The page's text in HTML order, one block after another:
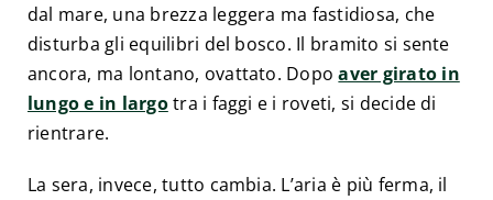
dal mare, una brezza leggera ma fastidiosa, che
disturba gli equilibri del bosco. Il bramito si sente
ancora, ma lontano, ovattato. Dopoaver girato in
lungo e in largotra i faggi e i roveti, si decide di
rientrare.
La sera, invece, tutto cambia. L’aria è più ferma, il